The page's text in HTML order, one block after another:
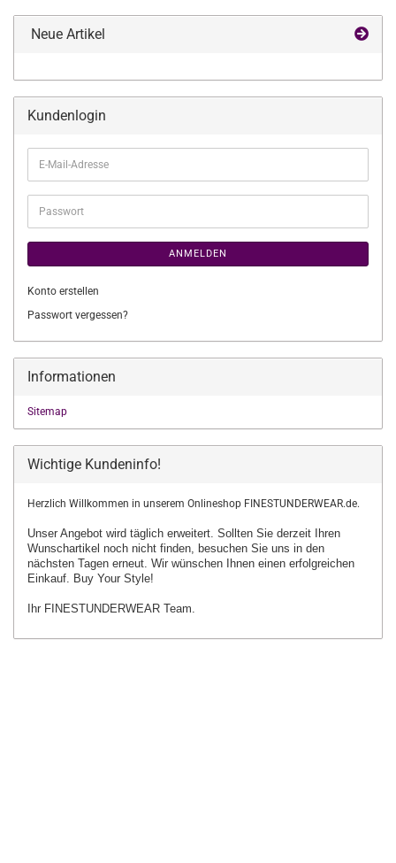
Neue Artikel
Kundenlogin
E-
Mail-
Adresse
Passwort
ANMELDEN
Konto erstellen
Passwort vergessen?
Informationen
Sitemap
Wichtige Kundeninfo!
Herzlich Willkommen in unserem Onlineshop FINESTUNDERWEAR.de.
Unser Angebot wird täglich erweitert. Sollten Sie derzeit Ihren
Wunschartikel noch nicht finden, besuchen Sie uns in den
nächsten Tagen erneut. Wir wünschen Ihnen einen erfolgreichen
Einkauf. Buy Your Style!
Ihr FINESTUNDERWEAR Team.